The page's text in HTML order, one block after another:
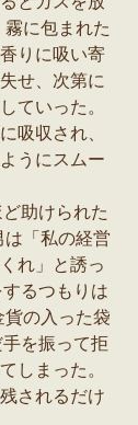
に包まれた
りに吸い寄
せ、次第に
ていった。
吸収され、
うにスムー
助けられた
「私の経営
れ」と誘っ
るつもりは
の入った袋
を振って拒
しまった。
されるだけ